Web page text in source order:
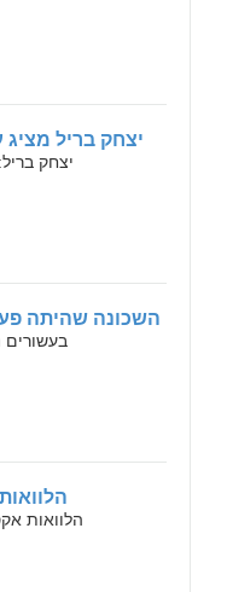
יצחק בריל מציג
יצחק
השכונה שהיתה
בעשורים
הלוואות